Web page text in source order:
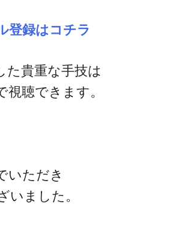
登録はコチラ
貴重な手技は
聴できます。
いただき
いました。